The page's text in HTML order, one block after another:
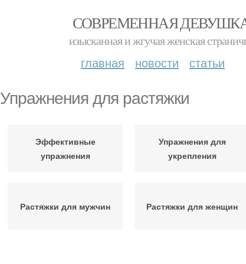
СОВРЕМЕННАЯ
изысканная и жгучая женская
главная новости статьи
Упражнения для растяжки
Эффективные
упражнения
Упражнения для
укрепления
Растяжки для мужчин Растяжки для женщин